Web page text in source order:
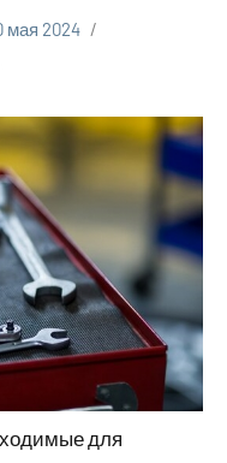
мая 2024
для